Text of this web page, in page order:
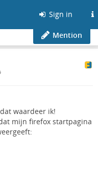
Sign in
Mention
waardeer ik!
mijn firefox startpagina